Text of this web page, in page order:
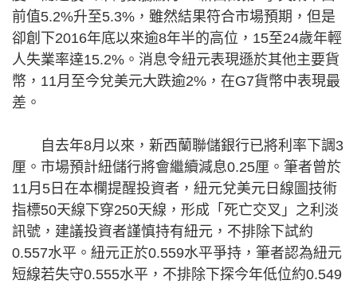
前值5.2%升至5.3%，雖然結果符合市場預期，但是
卻創下2016年底以來逾8年半的高位，15至24歲年輕
人失業率達15.2%。消息令紐元表現遜於其他主要貨
幣，11月至今兌美元大跌逾2%，在G7貨幣中表現最
差。
自去年8月以來，新西蘭聯儲銀行已將利率下調3
厘。市場預計紐儲行將會繼續減息0.25厘。筆者曾於
11月5日在本欄提醒投資者，紐元兌美元日線圖技術
指標50天線下穿250天線，形成「死亡交叉」之利淡
訊號，建議投資者謹慎持有紐元，不排除下試約
0.557水平。紐元正於0.559水平爭持，筆者認為紐元
短線若失守0.555水平，不排除下探今年低位約0.549